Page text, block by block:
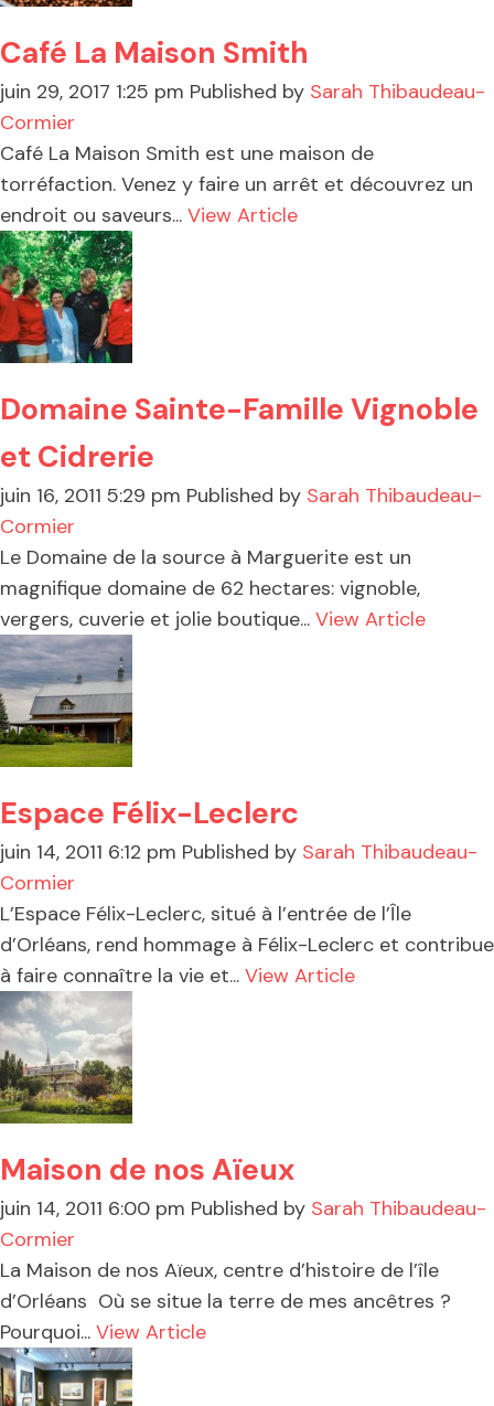
Café La Maison Smith
juin 29, 2017 1:25 pm Published by Sarah Thibaudeau-
Cormier
Café La Maison Smith est une maison de
torréfaction. Venez y faire un arrêt et découvrez un
endroit ou saveurs... View Article
Domaine Sainte-Famille Vignoble
et Cidrerie
juin 16, 2011 5:29 pm Published by Sarah Thibaudeau-
Cormier
Le Domaine de la source à Marguerite est un
magnifique domaine de 62 hectares: vignoble,
vergers, cuverie et jolie boutique... View Article
Espace Félix-Leclerc
juin 14, 2011 6:12 pm Published by Sarah Thibaudeau-
Cormier
L’Espace Félix-Leclerc, situé à l’entrée de l’Île
d’Orléans, rend hommage à Félix-Leclerc et contribue
à faire connaître la vie et... View Article
Maison de nos Aïeux
juin 14, 2011 6:00 pm Published by Sarah Thibaudeau-
Cormier
La Maison de nos Aïeux, centre d’histoire de l’île
d’Orléans Où se situe la terre de mes ancêtres ?
Pourquoi... View Article